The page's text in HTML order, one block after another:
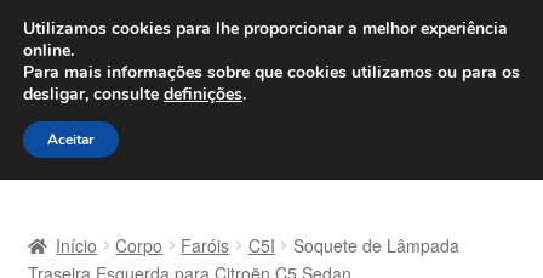
ENVIO a partir de 7 EUR
Seg-Sex, das 9h às 16h800 500 967
Ir
para
a
Saltar
para
o
Carrinho
Início Corpo Faróis C5I
Soquete de Lâmpada
Utilizamos cookies para lhe proporcionar a melhor experiência
online.
Para mais informações sobre que cookies utilizamos ou para os
desligar, consulte definições.
Aceitar